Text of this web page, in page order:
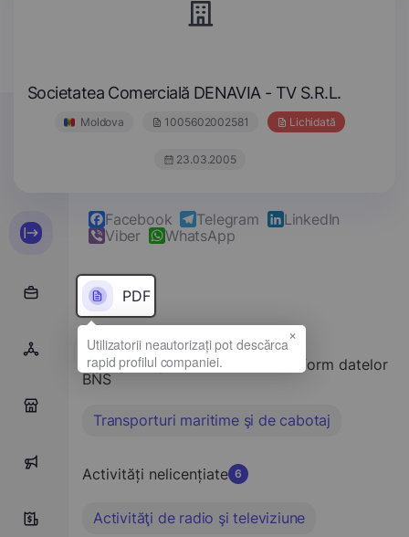
Societatea Comercială DENAVIA - TV S.R.L.
Moldova 1005602002581 Lichidată
23.03.2005
7
Facebook Telegram
LinkedIn
Viber
WhatsApp
PDF
Tipul principal de activitate conform datelor
BNS
Transporturi maritime şi de cabotaj
Activități nelicențiate 6
Activităţi de radio şi televiziune
×